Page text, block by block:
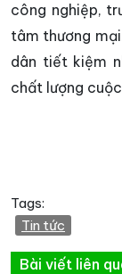
công nghiệp,
tâm thương
dân tiết kiệm
chất lượng
Tags:
Tin tức
Bài viết liên